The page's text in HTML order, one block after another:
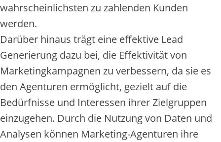
wahrscheinlichsten zu zahlenden Kunden
werden.
Darüber hinaus trägt eine effektive Lead
Generierung dazu bei, die Effektivität von
Marketingkampagnen zu verbessern, da sie es
den Agenturen ermöglicht, gezielt auf die
Bedürfnisse und Interessen ihrer Zielgruppen
einzugehen. Durch die Nutzung von Daten und
Analysen können Marketing-Agenturen ihre